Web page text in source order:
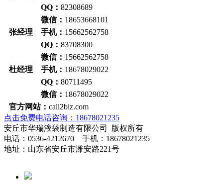
QQ： 82308689
微信： 18653668101
张经理 手机： 15662562758
QQ： 83708300
微信： 15662562758
杜经理 手机： 18678029022
QQ： 80711495
微信： 18678029022
官方网站： call2biz.com
点击免费电话咨询：18678021235
安丘市华瑞液袋制造有限公司 版权所有
电话：0536-4212670 手机：18678021235
地址：山东省安丘市潍安路221号